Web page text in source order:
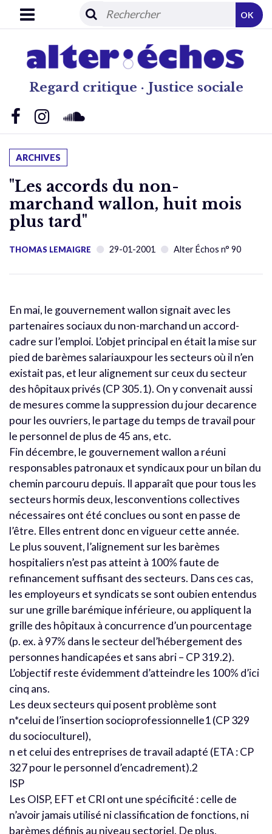
Regard critique · Justice sociale
OK
ARCHIVES
"Les accords du non-
marchand wallon, huit mois
plus tard"
THOMAS LEMAIGRE 29-01-2001 Alter Échos n° 90
En mai, le gouvernement wallon signait avec les
partenaires sociaux du non-marchand un accord-
cadre sur l’emploi. L’objet principal en était la mise sur
pied de barèmes salariauxpour les secteurs où il n’en
existait pas, et leur alignement sur ceux du secteur
des hôpitaux privés (CP 305.1). On y convenait aussi
de mesures comme la suppression du jour decarence
pour les ouvriers, le partage du temps de travail pour
le personnel de plus de 45 ans, etc.
Fin décembre, le gouvernement wallon a réuni
responsables patronaux et syndicaux pour un bilan du
chemin parcouru depuis. Il apparaît que pour tous les
secteurs hormis deux, lesconventions collectives
nécessaires ont été conclues ou sont en passe de
l’être. Elles entrent donc en vigueur cette année.
Le plus souvent, l’alignement sur les barèmes
hospitaliers n’est pas atteint à 100% faute de
refinancement suffisant des secteurs. Dans ces cas,
les employeurs et syndicats se sont oubien entendus
sur une grille barémique inférieure, ou appliquent la
grille des hôpitaux à concurrence d’un pourcentage
(p. ex. à 97% dans le secteur del’hébergement des
personnes handicapées et sans abri – CP 319.2).
L’objectif reste évidemment d’atteindre les 100% d’ici
cinq ans.
Les deux secteurs qui posent problème sont
n*celui de l’insertion socioprofessionnelle1 (CP 329
du socioculturel),
n et celui des entreprises de travail adapté (ETA : CP
327 pour le personnel d’encadrement).2
ISP
Les OISP, EFT et CRI ont une spécificité : celle de
n’avoir jamais utilisé ni classification de fonctions, ni
barèmes définis au niveau sectoriel. De plus,